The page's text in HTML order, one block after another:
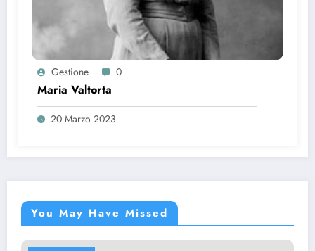
Gestione 0
Maria Valtorta
20 Marzo 2023
You May Have Missed